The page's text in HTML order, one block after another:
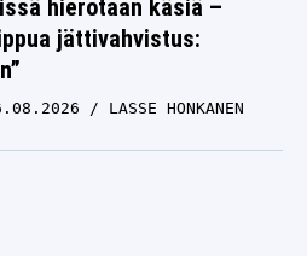
hierotaan käsiä –
jättivahvistus:
LASSE HONKANEN